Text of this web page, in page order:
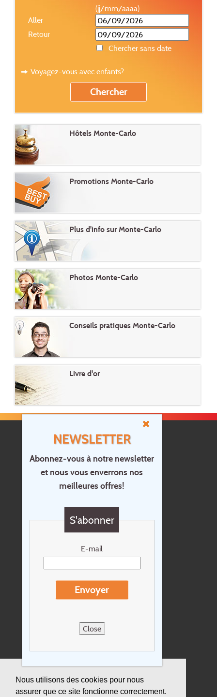
Nous utilisons des cookies pour nous
assurer que ce site fonctionne correctement.
NEWSLETTER
Abonnez-vous à notre newsletter
et nous vous enverrons nos
meilleures offres!
S'abonner
E-mail
Envoyer
Close
(jj/mm/aaaa)
Aller
Retour
Chercher sans date
Voyagez-vous avec enfants?
Hôtels Monte-Carlo
Promotions Monte-Carlo
Plus d'info sur Monte-Carlo
Photos Monte-Carlo
Conseils pratiques Monte-Carlo
Livre d'or
Accueil
Contact
Questions?
Newsletter
Conditions de voyage
Sitemap
Assurance